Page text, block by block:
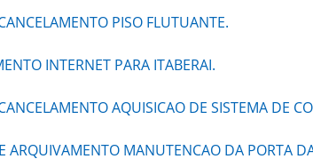
PISO FLUTUANTE.
INTERNET PARA ITABERAI.
AQUISICAO DE SISTEMA DE
MANUTENCAO DA PORTA